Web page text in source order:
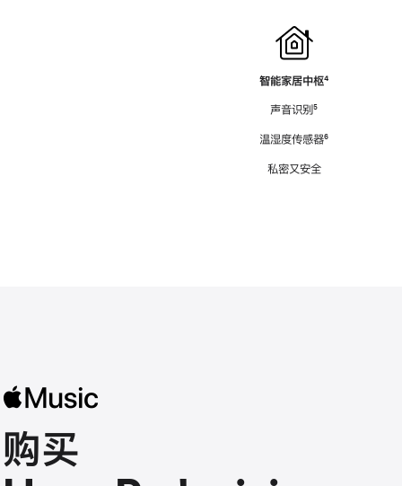
智能家居中枢脚
⁴
声音识别脚
⁵
温湿度传感器脚
⁶
私密又安全
购买